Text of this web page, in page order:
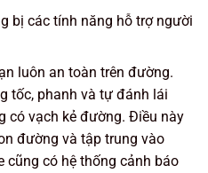
bị các tính năng hỗ trợ người
luôn an toàn trên đường.
tốc, phanh và tự đánh lái
có vạch kẻ đường. Điều này
đường và tập trung vào
cũng có hệ thống cảnh báo